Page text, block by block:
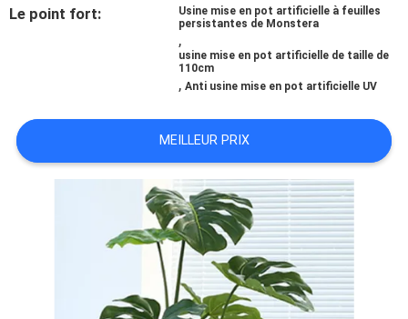
NOUS
LES
AFFAIRES
DEMANDEZ
Le point fort:
Usine mise en pot artificielle à feuilles
persistantes de Monstera
,
usine mise en pot artificielle de taille de
110cm
,Anti usine mise en pot artificielle UV
MEILLEUR PRIX